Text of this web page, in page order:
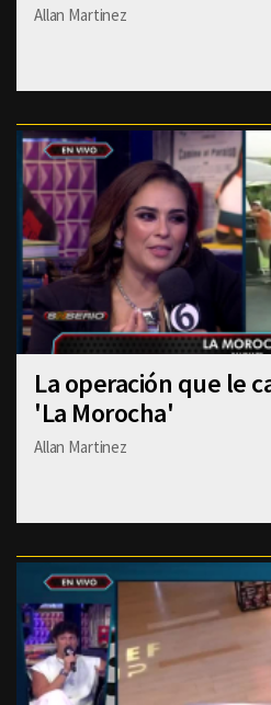
Allan Martinez
La operación que le
'La Morocha'
Allan Martinez